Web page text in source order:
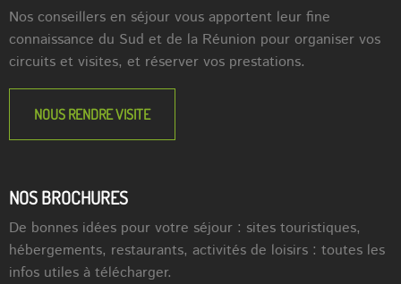
Nos conseillers en séjour vous apportent leur fine
connaissance du Sud et de la Réunion pour organiser vos
circuits et visites, et réserver vos prestations.
NOUS RENDRE VISITE
NOS BROCHURES
De bonnes idées pour votre séjour : sites touristiques,
hébergements, restaurants, activités de loisirs : toutes les
infos utiles à télécharger.